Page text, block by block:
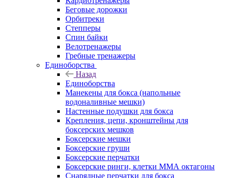
Беговые дорожки
Орбитреки
Степперы
Спин байки
Велотренажеры
Гребные тренажеры
Единоборства
Назад
Единоборства
Манекены для бокса (напольные
водоналивные мешки)
Настенные подушки для бокса
Крепления, цепи, кронштейны для
боксерских мешков
Боксерские мешки
Боксерские груши
Боксерские перчатки
Боксерские ринги, клетки ММА октагоны
Снарядные перчатки для бокса